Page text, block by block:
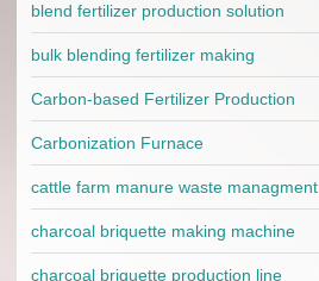
blend fertilizer production solution
bulk blending fertilizer making
Carbon-based Fertilizer Production
Carbonization Furnace
cattle farm manure waste managment
charcoal briquette making machine
charcoal briquette production line